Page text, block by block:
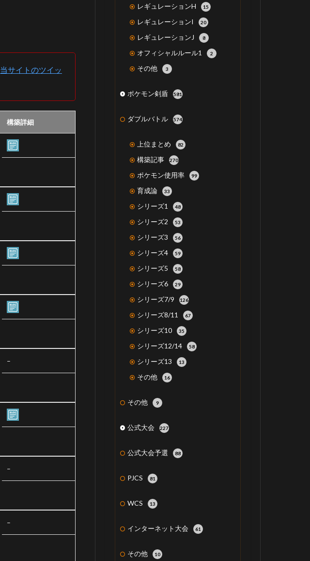
当サイトのツイッ
構築詳細
–
–
–
レギュレーションH 15
レギュレーションI 20
レギュレーションJ 8
オフィシャルルール1 2
その他 3
ポケモン剣盾 581
ダブルバトル 574
上位まとめ 82
構築記事 270
ポケモン使用率 99
育成論 33
シリーズ1 48
シリーズ2 53
シリーズ3 56
シリーズ4 59
シリーズ5 58
シリーズ6 29
シリーズ7/9 126
シリーズ8/11 67
シリーズ10 35
シリーズ12/14 58
シリーズ13 13
その他 16
その他 9
公式大会 227
公式大会予選 88
PJCS 81
WCS 13
インターネット大会 61
その他 10